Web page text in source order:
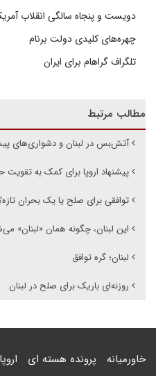
دویست و پنجاه سالگی انقلاب
چهره‌های کلیدی دولت برنام
تلگراف گراهام برای ایران
مطالب مرتبط
آتش‌بس در لبنان و دشواری‌های
پیشنهاد اروپا برای کمک به تقویت
توافقی برای صلح یا یک بحران
این لبنان، چگونه همان «لبنان»
لبنان؛ گره توافق
روزنه‌ای باریک برای صلح در لبنان
خاورمیانه پرونده هسته ای اروپا